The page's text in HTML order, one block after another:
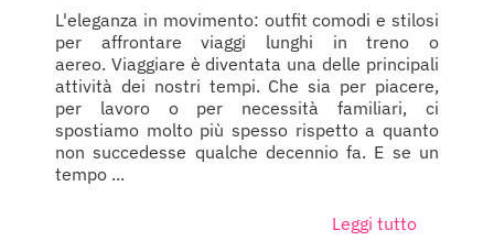
L'eleganza in movimento: outfit comodi e stilosi
per affrontare viaggi lunghi in treno o
aereo. Viaggiare è diventata una delle principali
attività dei nostri tempi. Che sia per piacere,
per lavoro o per necessità familiari, ci
spostiamo molto più spesso rispetto a quanto
non succedesse qualche decennio fa. E se un
tempo ...
Leggi tutto